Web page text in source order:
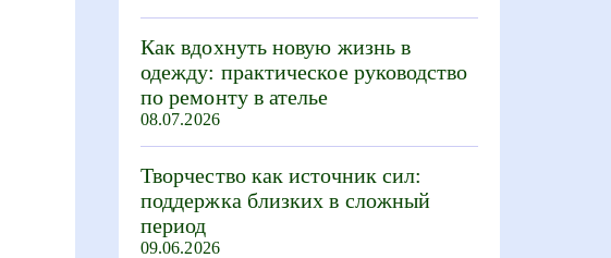
Как вдохнуть новую жизнь в
одежду: практическое руководство
по ремонту в ателье
08.07.2026
Творчество как источник сил:
поддержка близких в сложный
период
09.06.2026